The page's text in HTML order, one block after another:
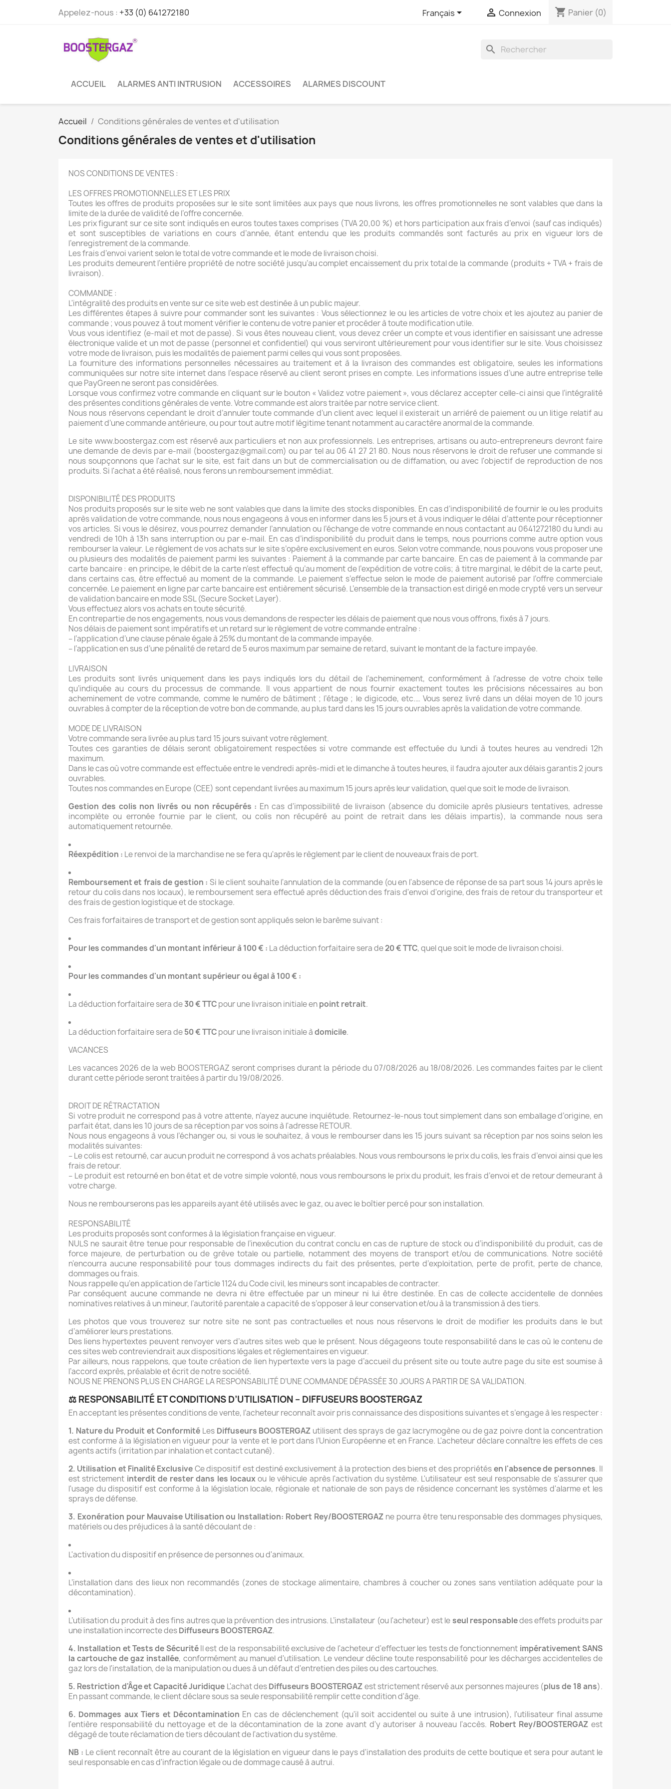
Appelez-nous : +33 (0) 641272180 Français  Connexion shopping_cart Panier (0)
search
ACCUEIL ALARMES ANTI INTRUSION ACCESSOIRES ALARMES DISCOUNT
Accueil Conditions générales de ventes et d'utilisation
Conditions générales de ventes et d'utilisation
NOS CONDITIONS DE VENTES :
LES OFFRES PROMOTIONNELLES ET LES PRIX
Toutes les offres de produits proposées sur le site sont limitées aux pays que nous livrons, les offres promotionnelles ne sont valables que dans la
limite de la durée de validité de l’offre concernée.
Les prix figurant sur ce site sont indiqués en euros toutes taxes comprises (TVA 20,00 %) et hors participation aux frais d’envoi (sauf cas indiqués)
et sont susceptibles de variations en cours d’année, étant entendu que les produits commandés sont facturés au prix en vigueur lors de
l’enregistrement de la commande.
Les frais d’envoi varient selon le total de votre commande et le mode de livraison choisi.
Les produits demeurent l’entière propriété de notre société jusqu’au complet encaissement du prix total de la commande (produits + TVA + frais de
livraison).
COMMANDE :
L'intégralité des produits en vente sur ce site web est destinée à un public majeur.
Les différentes étapes à suivre pour commander sont les suivantes : Vous sélectionnez le ou les articles de votre choix et les ajoutez au panier de
commande ; vous pouvez à tout moment vérifier le contenu de votre panier et procéder à toute modification utile.
Vous vous identifiez (e-mail et mot de passe). Si vous êtes nouveau client, vous devez créer un compte et vous identifier en saisissant une adresse
électronique valide et un mot de passe (personnel et confidentiel) qui vous serviront ultérieurement pour vous identifier sur le site. Vous choisissez
votre mode de livraison, puis les modalités de paiement parmi celles qui vous sont proposées.
La fourniture des informations personnelles nécessaires au traitement et à la livraison des commandes est obligatoire, seules les informations
communiquées sur notre site internet dans l’espace réservé au client seront prises en compte. Les informations issues d’une autre entreprise telle
que PayGreen ne seront pas considérées.
Lorsque vous confirmez votre commande en cliquant sur le bouton « Validez votre paiement », vous déclarez accepter celle-ci ainsi que l’intégralité
des présentes conditions générales de vente. Votre commande est alors traitée par notre service client.
Nous nous réservons cependant le droit d’annuler toute commande d’un client avec lequel il existerait un arriéré de paiement ou un litige relatif au
paiement d’une commande antérieure, ou pour tout autre motif légitime tenant notamment au caractère anormal de la commande.
Le site www.boostergaz.com est réservé aux particuliers et non aux professionnels. Les entreprises, artisans ou auto-entrepreneurs devront faire
une demande de devis par e-mail (boostergaz@gmail.com) ou par tel au 06 41 27 21 80. Nous nous réservons le droit de refuser une commande si
nous soupçonnons que l'achat sur le site, est fait dans un but de commercialisation ou de diffamation, ou avec l'objectif de reproduction de nos
produits. Si l'achat a été réalisé, nous ferons un remboursement immédiat.
DISPONIBILITÉ DES PRODUITS
Nos produits proposés sur le site web ne sont valables que dans la limite des stocks disponibles. En cas d’indisponibilité de fournir le ou les produits
après validation de votre commande, nous nous engageons à vous en informer dans les 5 jours et à vous indiquer le délai d’attente pour réceptionner
vos articles. Si vous le désirez, vous pourrez demander l’annulation ou l’échange de votre commande en nous contactant au 0641272180 du lundi au
vendredi de 10h à 13h sans interruption ou par e-mail. En cas d’indisponibilité du produit dans le temps, nous pourrions comme autre option vous
rembourser la valeur. Le règlement de vos achats sur le site s’opère exclusivement en euros. Selon votre commande, nous pouvons vous proposer une
ou plusieurs des modalités de paiement parmi les suivantes : Paiement à la commande par carte bancaire. En cas de paiement à la commande par
carte bancaire : en principe, le débit de la carte n’est effectué qu’au moment de l’expédition de votre colis; à titre marginal, le débit de la carte peut,
dans certains cas, être effectué au moment de la commande. Le paiement s’effectue selon le mode de paiement autorisé par l’offre commerciale
concernée. Le paiement en ligne par carte bancaire est entièrement sécurisé. L’ensemble de la transaction est dirigé en mode crypté vers un serveur
de validation bancaire en mode SSL (Secure Socket Layer).
Vous effectuez alors vos achats en toute sécurité.
En contrepartie de nos engagements, nous vous demandons de respecter les délais de paiement que nous vous offrons, fixés à 7 jours.
Nos délais de paiement sont impératifs et un retard sur le règlement de votre commande entraîne :
– l’application d’une clause pénale égale à 25% du montant de la commande impayée.
– l’application en sus d’une pénalité de retard de 5 euros maximum par semaine de retard, suivant le montant de la facture impayée.
LIVRAISON
Les produits sont livrés uniquement dans les pays indiqués lors du détail de l’acheminement, conformément à l’adresse de votre choix telle
qu’indiquée au cours du processus de commande. Il vous appartient de nous fournir exactement toutes les précisions nécessaires au bon
acheminement de votre commande, comme le numéro de bâtiment ; l’étage ; le digicode, etc.… Vous serez livré dans un délai moyen de 10 jours
ouvrables à compter de la réception de votre bon de commande, au plus tard dans les 15 jours ouvrables après la validation de votre commande.
MODE DE LIVRAISON
Votre commande sera livrée au plus tard 15 jours suivant votre règlement.
Toutes ces garanties de délais seront obligatoirement respectées si votre commande est effectuée du lundi à toutes heures au vendredi 12h
maximum.
Dans le cas où votre commande est effectuée entre le vendredi après-midi et le dimanche à toutes heures, il faudra ajouter aux délais garantis 2 jours
ouvrables.
Toutes nos commandes en Europe (CEE) sont cependant livrées au maximum 15 jours après leur validation, quel que soit le mode de livraison.
Gestion des colis non livrés ou non récupérés : En cas d'impossibilité de livraison (absence du domicile après plusieurs tentatives, adresse
incomplète ou erronée fournie par le client, ou colis non récupéré au point de retrait dans les délais impartis), la commande nous sera
automatiquement retournée.
Réexpédition : Le renvoi de la marchandise ne se fera qu'après le règlement par le client de nouveaux frais de port.
Remboursement et frais de gestion : Si le client souhaite l'annulation de la commande (ou en l'absence de réponse de sa part sous 14 jours après le
retour du colis dans nos locaux), le remboursement sera effectué après déduction des frais d'envoi d'origine, des frais de retour du transporteur et
des frais de gestion logistique et de stockage.
Ces frais forfaitaires de transport et de gestion sont appliqués selon le barème suivant :
Pour les commandes d'un montant inférieur à 100 € : La déduction forfaitaire sera de20 € TTC, quel que soit le mode de livraison choisi.
Pour les commandes d'un montant supérieur ou égal à 100 € :
La déduction forfaitaire sera de30 € TTCpour une livraison initiale enpoint retrait.
La déduction forfaitaire sera de50 € TTCpour une livraison initiale àdomicile.
VACANCES
Les vacances 2026 de la web BOOSTERGAZ seront comprises durant la période du 07/08/2026 au 18/08/2026. Les commandes faites par le client
durant cette période seront traitées à partir du 19/08/2026.
DROIT DE RÉTRACTATION
Si votre produit ne correspond pas à votre attente, n’ayez aucune inquiétude. Retournez-le-nous tout simplement dans son emballage d’origine, en
parfait état, dans les 10 jours de sa réception par vos soins à l'adresse RETOUR.
Nous nous engageons à vous l’échanger ou, si vous le souhaitez, à vous le rembourser dans les 15 jours suivant sa réception par nos soins selon les
modalités suivantes:
– Le colis est retourné, car aucun produit ne correspond à vos achats préalables. Nous vous remboursons le prix du colis, les frais d’envoi ainsi que les
frais de retour.
– Le produit est retourné en bon état et de votre simple volonté, nous vous remboursons le prix du produit, les frais d’envoi et de retour demeurant à
votre charge.
Nous ne rembourserons pas les appareils ayant été utilisés avec le gaz, ou avec le boîtier percé pour son installation.
RESPONSABILITÉ
Les produits proposés sont conformes à la législation française en vigueur.
NULS ne saurait être tenue pour responsable de l’inexécution du contrat conclu en cas de rupture de stock ou d’indisponibilité du produit, cas de
force majeure, de perturbation ou de grève totale ou partielle, notamment des moyens de transport et/ou de communications. Notre société
n’encourra aucune responsabilité pour tous dommages indirects du fait des présentes, perte d’exploitation, perte de profit, perte de chance,
dommages ou frais.
Nous rappelle qu’en application de l’article 1124 du Code civil, les mineurs sont incapables de contracter.
Par conséquent aucune commande ne devra ni être effectuée par un mineur ni lui être destinée. En cas de collecte accidentelle de données
nominatives relatives à un mineur, l’autorité parentale a capacité de s’opposer à leur conservation et/ou à la transmission à des tiers.
Les photos que vous trouverez sur notre site ne sont pas contractuelles et nous nous réservons le droit de modifier les produits dans le but
d’améliorer leurs prestations.
Des liens hypertextes peuvent renvoyer vers d’autres sites web que le présent. Nous dégageons toute responsabilité dans le cas où le contenu de
ces sites web contreviendrait aux dispositions légales et réglementaires en vigueur.
Par ailleurs, nous rappelons, que toute création de lien hypertexte vers la page d’accueil du présent site ou toute autre page du site est soumise à
l’accord exprès, préalable et écrit de notre société.
NOUS NE PRENONS PLUS EN CHARGE LA RESPONSABILITÉ D’UNE COMMANDE DÉPASSÉE 30 JOURS A PARTIR DE SA VALIDATION.
⚖️ RESPONSABILITÉ ET CONDITIONS D’UTILISATION – DIFFUSEURS BOOSTERGAZ
En acceptant les présentes conditions de vente, l’acheteur reconnaît avoir pris connaissance des dispositions suivantes et s’engage à les respecter :
1. Nature du Produit et Conformité Les Diffuseurs BOOSTERGAZ utilisent des sprays de gaz lacrymogène ou de gaz poivre dont la concentration
est conforme à la législation en vigueur pour la vente et le port dans l’Union Européenne et en France. L'acheteur déclare connaître les effets de ces
agents actifs (irritation par inhalation et contact cutané).
2. Utilisation et Finalité ExclusiveCe dispositif est destiné exclusivement à la protection des biens et des propriétésen l'absence de personnes. Il
est strictement interdit de rester dans les locauxou le véhicule après l'activation du système. L'utilisateur est seul responsable de s'assurer que
l'usage du dispositif est conforme à la législation locale, régionale et nationale de son pays de résidence concernant les systèmes d'alarme et les
sprays de défense.
3. Exonération pour Mauvaise Utilisation ou Installation: Robert Rey/BOOSTERGAZ ne pourra être tenu responsable des dommages physiques,
matériels ou des préjudices à la santé découlant de :
L'activation du dispositif en présence de personnes ou d'animaux.
L’installation dans des lieux non recommandés (zones de stockage alimentaire, chambres à coucher ou zones sans ventilation adéquate pour la
décontamination).
L’utilisation du produit à des fins autres que la prévention des intrusions. L’installateur (ou l'acheteur) est leseul responsabledes effets produits par
une installation incorrecte desDiffuseurs BOOSTERGAZ.
4. Installation et Tests de SécuritéIl est de la responsabilité exclusive de l'acheteur d'effectuer les tests de fonctionnement impérativement SANS
la cartouche de gaz installée, conformément au manuel d'utilisation. Le vendeur décline toute responsabilité pour les décharges accidentelles de
gaz lors de l'installation, de la manipulation ou dues à un défaut d'entretien des piles ou des cartouches.
5. Restriction d'Âge et Capacité Juridique L'achat desDiffuseurs BOOSTERGAZest strictement réservé aux personnes majeures (plus de 18 ans).
En passant commande, le client déclare sous sa seule responsabilité remplir cette condition d'âge.
6. Dommages aux Tiers et Décontamination En cas de déclenchement (qu'il soit accidentel ou suite à une intrusion), l'utilisateur final assume
l'entière responsabilité du nettoyage et de la décontamination de la zone avant d'y autoriser à nouveau l'accès. Robert Rey/BOOSTERGAZ est
dégagé de toute réclamation de tiers découlant de l'activation du système.
NB : Le client reconnaît être au courant de la législation en vigueur dans le pays d'installation des produits de cette boutique et sera pour autant le
seul responsable en cas d'infraction légale ou de dommage causé à autrui.